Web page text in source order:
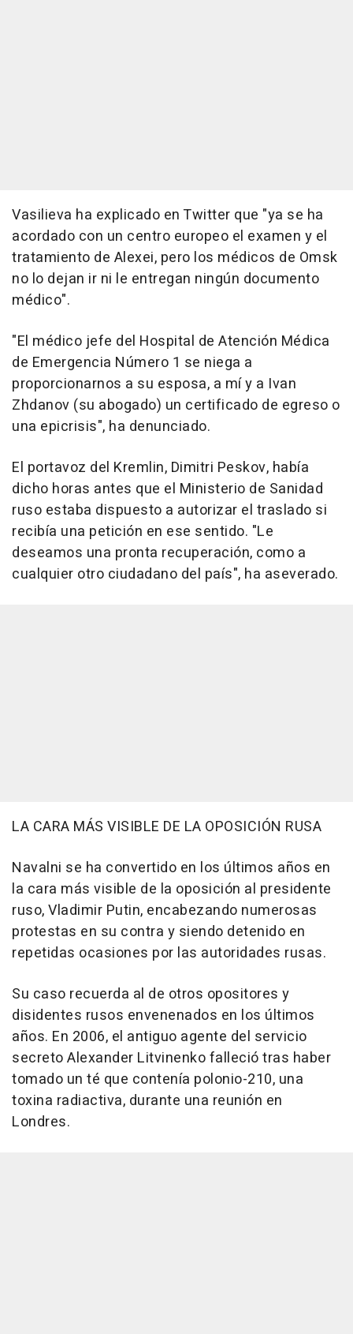
Vasilieva ha explicado en Twitter que "ya se ha
acordado con un centro europeo el examen y el
tratamiento de Alexei, pero los médicos de Omsk
no lo dejan ir ni le entregan ningún documento
médico".
"El médico jefe del Hospital de Atención Médica
de Emergencia Número 1 se niega a
proporcionarnos a su esposa, a mí y a Ivan
Zhdanov (su abogado) un certificado de egreso o
una epicrisis", ha denunciado.
El portavoz del Kremlin, Dimitri Peskov, había
dicho horas antes que el Ministerio de Sanidad
ruso estaba dispuesto a autorizar el traslado si
recibía una petición en ese sentido. "Le
deseamos una pronta recuperación, como a
cualquier otro ciudadano del país", ha aseverado.
LA CARA MÁS VISIBLE DE LA OPOSICIÓN RUSA
Navalni se ha convertido en los últimos años en
la cara más visible de la oposición al presidente
ruso, Vladimir Putin, encabezando numerosas
protestas en su contra y siendo detenido en
repetidas ocasiones por las autoridades rusas.
Su caso recuerda al de otros opositores y
disidentes rusos envenenados en los últimos
años. En 2006, el antiguo agente del servicio
secreto Alexander Litvinenko falleció tras haber
tomado un té que contenía polonio-210, una
toxina radiactiva, durante una reunión en
Londres.